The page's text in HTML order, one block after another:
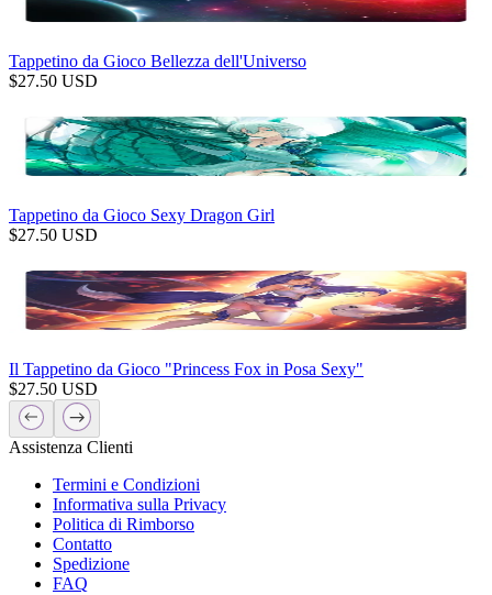
Tappetino da Gioco Bellezza dell'Universo
$27.50 USD
Tappetino da Gioco Sexy Dragon Girl
$27.50 USD
Il Tappetino da Gioco "Princess Fox in Posa Sexy"
$27.50 USD
Assistenza Clienti
Termini e Condizioni
Informativa sulla Privacy
Politica di Rimborso
Contatto
Spedizione
FAQ